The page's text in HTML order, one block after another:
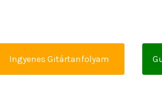
Ingyenes Gitártanfolyam